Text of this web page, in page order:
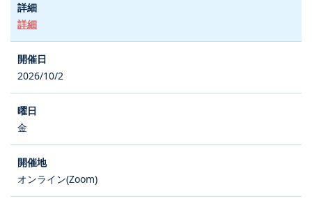
詳細
2026/10/2
金
オンライン(Zoom)